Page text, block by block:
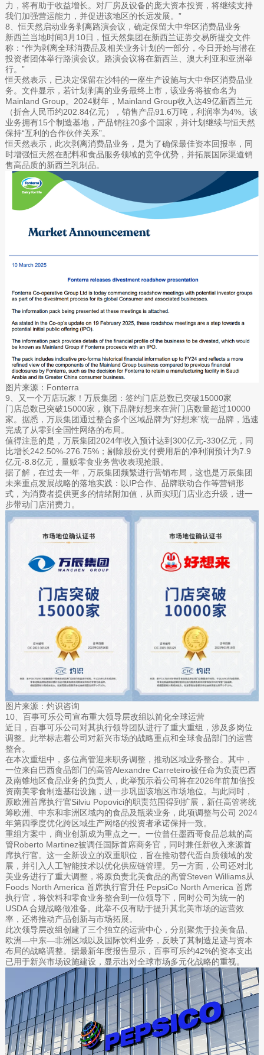
力，将有助于收益增长。对厂房及设备的庞大资本投资，将继续支持
我们加强营运能力，并促进该地区的长远发展。”
8、恒天然启动业务剥离路演会议，确定保留大中华区消费品业务
新西兰当地时间3月10日，恒天然集团在新西兰证券交易所提交文件
称：“作为剥离全球消费品及相关业务计划的一部分，今日开始与潜在
投资者团体举行路演会议。路演会议将在新西兰、澳大利亚和亚洲举
行。”
恒天然表示，已决定保留在沙特的一座生产设施与大中华区消费品业
务。文件显示，若计划剥离的业务最终上市，该业务将被命名为
Mainland Group。2024财年，Mainland Group收入达49亿新西兰元
（折合人民币约202.84亿元），销售产品91.6万吨，利润率为4%。该
业务拥有15个制造基地，产品销往20多个国家，并计划继续与恒天然
保持“互利的合作伙伴关系”。
恒天然表示，此次剥离消费品业务，是为了确保最佳资本回报率，同
时增强恒天然在配料和食品服务领域的竞争优势，并拓展国际渠道销
售高品质的新西兰乳制品。
图片来源：Fonterra
9、又一个万店玩家！万辰集团：签约门店总数已突破15000家
门店总数已突破15000家，旗下品牌好想来在营门店数量超过10000
家。据悉，万辰集团通过整合多个区域品牌为“好想来”统一品牌，迅速
完成了从零到全国性网络的布局。
值得注意的是，万辰集团2024年收入预计达到300亿元-330亿元，同
比增长242.50%-276.75%；剔除股份支付费用后的净利润预计为7.9
亿元-8.8亿元，量贩零食业务营收表现抢眼。
据了解，在过去一年，万辰集团频繁进行营销布局，这也是万辰集团
未来重点发展战略的落地实践：以IP合作、品牌联动合作等营销形
式，为消费者提供更多的情绪附加值，从而实现门店业态升级，进一
步带动门店消费力。
图片来源：灼识咨询
10、百事可乐公司宣布重大领导层改组以简化全球运营
近日，百事可乐公司对其执行领导团队进行了重大重组，涉及多岗位
调整。此举标志着公司对新兴市场的战略重点和全球食品部门的运营
整合。
在本次重组中，多位高管迎来职务调整，推动区域业务整合。其中，
一位来自巴西食品部门的高管Alexandre Carreteiro被任命为负责巴西
及南锥地区食品业务的负责人，此举预示着公司将在2026年前加倍投
资南美零食制造基础设施，进一步巩固该地区市场地位。与此同时，
原欧洲首席执行官Silviu Popovici的职责范围得到扩展，新任高管将统
筹欧洲、中东和非洲区域内的食品及瓶装业务，此项调整与公司 2024
年第四季度优化跨区域生产网络的投资者承诺保持一致。
重组方案中，商业创新成为重点之一。一位曾任墨西哥食品总裁的高
管Roberto Martinez被调任国际首席商务官，同时兼任新收入来源首
席执行官。这一全新设立的双重职位，旨在推动替代蛋白质领域的发
展，并引入人工智能技术以优化供应链管理。另一方面，公司还对北
美业务进行了重大调整，将原负责北美食品的高管Steven Williams从
Foods North America 首席执行官升任 PepsiCo North America 首席
执行官，将饮料和零食业务整合到一位领导下，同时公司为统一的
USDA 合规战略做准备。此举不仅有助于提升其北美市场的运营效
率，还将推动产品创新与市场拓展。
此次领导层改组创建了三个独立的运营中心，分别聚焦于拉美食品、
欧洲—中东—非洲区域以及国际饮料业务，反映了其制造足迹与资本
布局的战略调整。据最新年度报告显示，百事可乐约42%的资本支出
已用于新兴市场设施建设，显示出对全球市场多元化战略的重视。